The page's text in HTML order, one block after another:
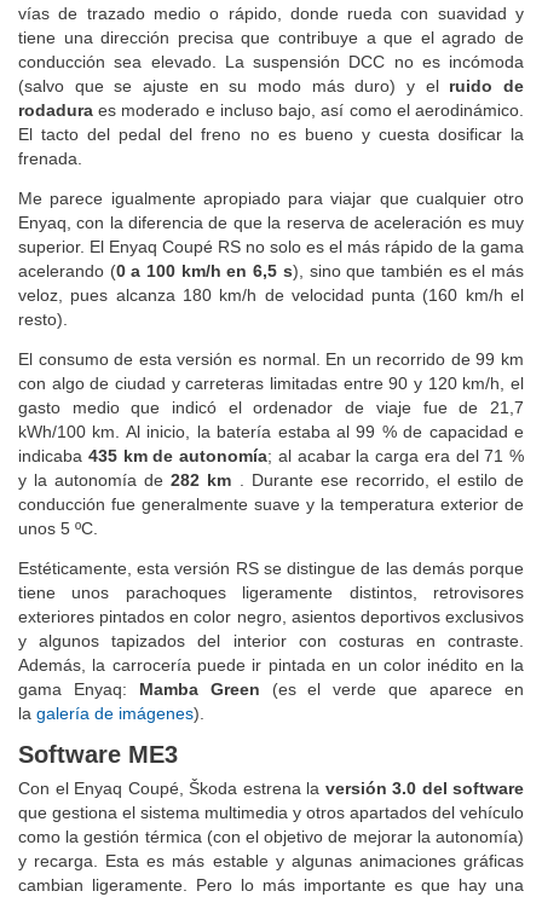
vías de trazado medio o rápido, donde rueda con suavidad y
tiene una dirección precisa que contribuye a que el agrado de
conducción sea elevado. La suspensión DCC no es incómoda
(salvo que se ajuste en su modo más duro) y el ruido de
rodadura es moderado e incluso bajo, así como el aerodinámico.
El tacto del pedal del freno no es bueno y cuesta dosificar la
frenada.
Me parece igualmente apropiado para viajar que cualquier otro
Enyaq, con la diferencia de que la reserva de aceleración es muy
superior. El Enyaq Coupé RS no solo es el más rápido de la gama
acelerando (0 a 100 km/h en 6,5 s), sino que también es el más
veloz, pues alcanza 180 km/h de velocidad punta (160 km/h el
resto).
El consumo de esta versión es normal. En un recorrido de 99 km
con algo de ciudad y carreteras limitadas entre 90 y 120 km/h, el
gasto medio que indicó el ordenador de viaje fue de 21,7
kWh/100 km. Al inicio, la batería estaba al 99 % de capacidad e
indicaba 435 km de autonomía; al acabar la carga era del 71 %
y la autonomía de282 km
. Durante ese recorrido, el estilo de
conducción fue generalmente suave y la temperatura exterior de
unos 5 ºC.
Estéticamente, esta versión RS se distingue de las demás porque
tiene unos parachoques ligeramente distintos, retrovisores
exteriores pintados en color negro, asientos deportivos exclusivos
y algunos tapizados del interior con costuras en contraste.
Además, la carrocería puede ir pintada en un color inédito en la
gama Enyaq: Mamba Green (es el verde que aparece en
la galería de imágenes).
Software ME3
Con el Enyaq Coupé, Škoda estrena la versión 3.0 del software
que gestiona el sistema multimedia y otros apartados del vehículo
como la gestión térmica (con el objetivo de mejorar la autonomía)
y recarga. Esta es más estable y algunas animaciones gráficas
cambian ligeramente. Pero lo más importante es que hay una